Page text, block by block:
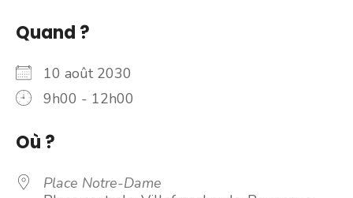
Quand ?
10 août 2030
9h00 - 12h00
Où ?
Place Notre-Dame